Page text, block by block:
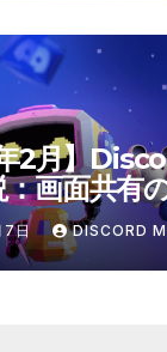
2月】
画面共有
」コマン
7日 DISCORD